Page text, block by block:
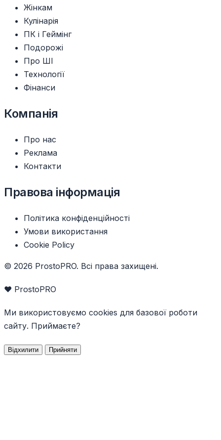
Жінкам
Кулінарія
ПК і Геймінг
Подорожі
Про ШІ
Технології
Фінанси
Компанія
Про нас
Реклама
Контакти
Правова інформація
Політика конфіденційності
Умови використання
Cookie Policy
© 2026 ProstoPRO. Всі права захищені.
❤️ ProstoPRO
Ми використовуємо cookies для базової роботи
сайту. Приймаєте?
Відхилити Прийняти